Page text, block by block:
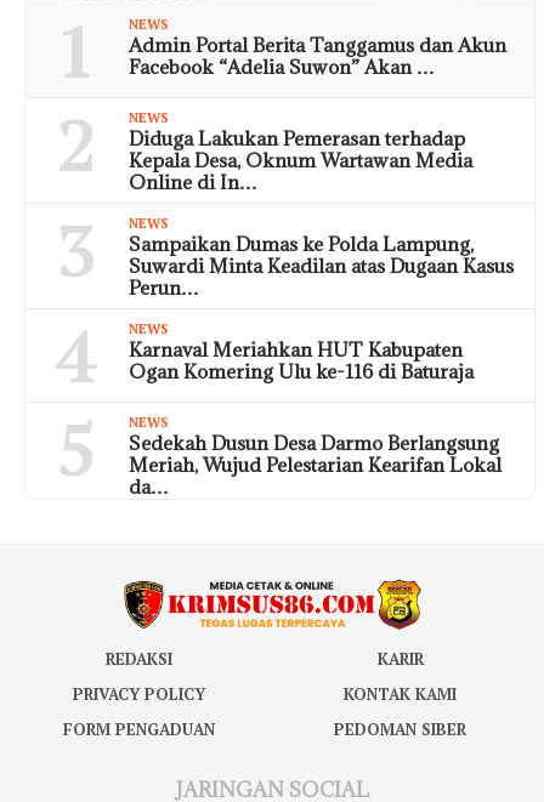
1 NEWS
Admin Portal Berita Tanggamus dan Akun
Facebook “Adelia Suwon” Akan …
2 NEWS
Diduga Lakukan Pemerasan terhadap
Kepala Desa, Oknum Wartawan Media
Online di In…
3 NEWS
Sampaikan Dumas ke Polda Lampung,
Suwardi Minta Keadilan atas Dugaan Kasus
Perun…
4 NEWS
Karnaval Meriahkan HUT Kabupaten
Ogan Komering Ulu ke-116 di Baturaja
5 NEWS
Sedekah Dusun Desa Darmo Berlangsung
Meriah, Wujud Pelestarian Kearifan Lokal
da…
REDAKSI
KARIR
PRIVACY POLICY
KONTAK KAMI
FORM PENGADUAN
PEDOMAN SIBER
JARINGAN SOCIAL